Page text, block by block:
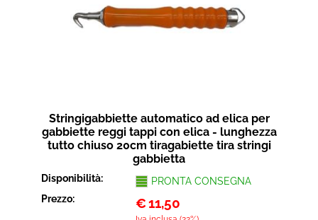
Stringigabbiette automatico ad elica per
gabbiette reggi tappi con elica - lunghezza
tutto chiuso 20cm tiragabiette tira stringi
gabbietta
Disponibilità:
PRONTA CONSEGNA
Prezzo:
€11,50